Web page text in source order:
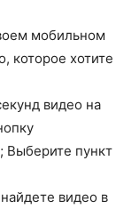
мобильном
которое хотите
видео на
Выберите пункт
видео в